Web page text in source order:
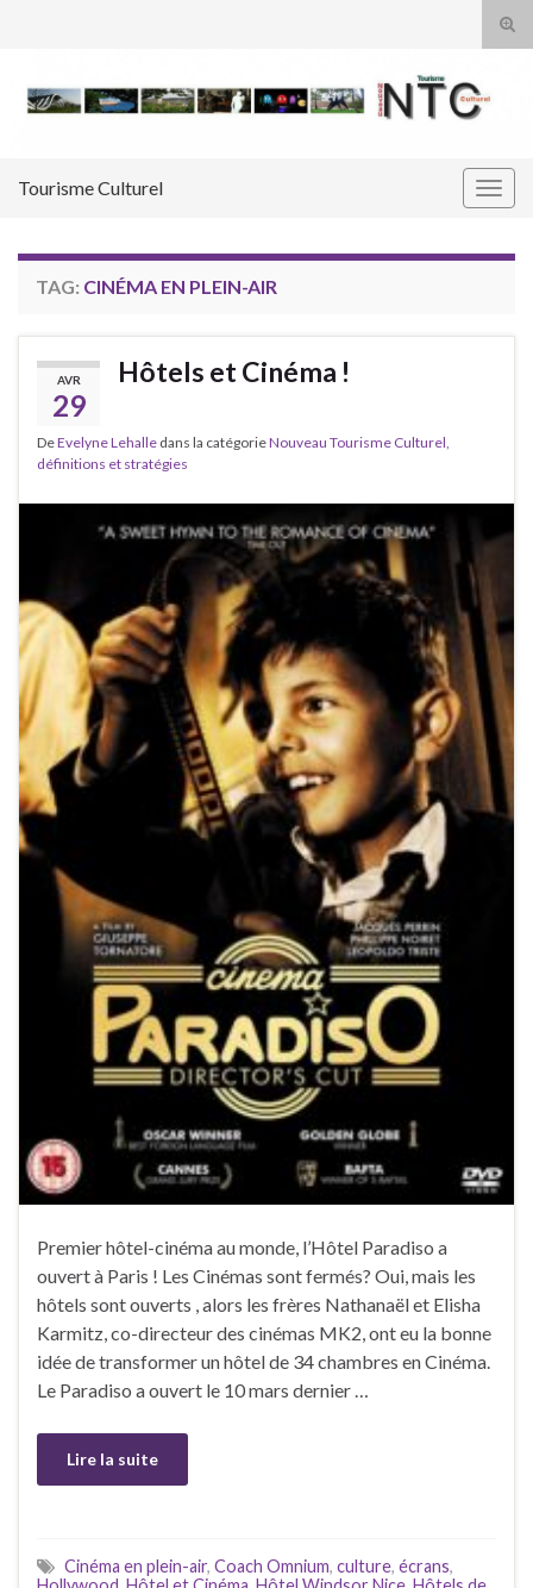
Tourisme Culturel
TAG: CINÉMA EN PLEIN-AIR
AVR
29
Hôtels et Cinéma !
DeEvelyne Lehalle dans la catégorieNouveau Tourisme Culturel,
définitions et stratégies
Premier hôtel-cinéma au monde, l’Hôtel Paradiso a
ouvert à Paris ! Les Cinémas sont fermés? Oui, mais les
hôtels sont ouverts , alors les frères Nathanaël et Elisha
Karmitz, co-directeur des cinémas MK2, ont eu la bonne
idée de transformer un hôtel de 34 chambres en Cinéma.
Le Paradiso a ouvert le 10 mars dernier …
Lire la suite
Cinéma en plein-air, Coach Omnium, culture, écrans,